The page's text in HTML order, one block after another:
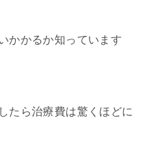
かかるか知っています
たら治療費は驚くほどに